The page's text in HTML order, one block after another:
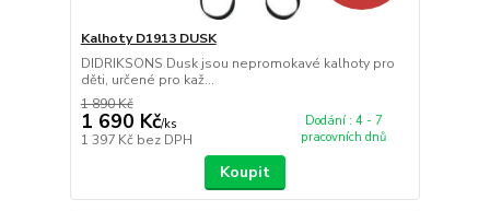
Kalhoty D1913 DUSK
DIDRIKSONS Dusk jsou nepromokavé kalhoty pro
děti, určené pro kaž...
1 890 Kč
1 690 Kč/ks
1 397 Kč bez DPH
Dodání : 4 - 7
pracovních dnů
Koupit